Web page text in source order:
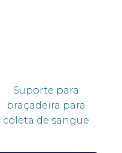
Suporte para
braçadeira para
coleta de sangue